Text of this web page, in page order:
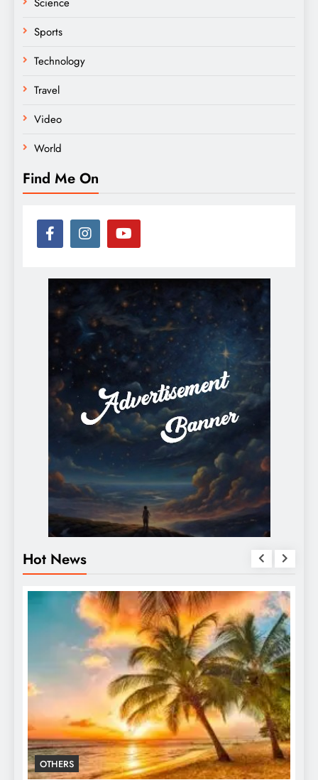
Sports
Technology
Travel
Video
World
Find Me On
Hot News
OTHERS